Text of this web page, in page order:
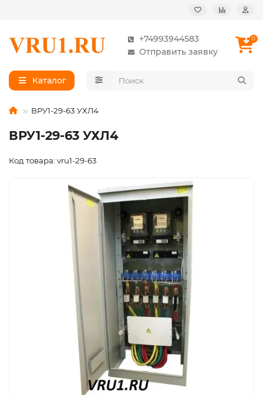
+74993944583
Отправить заявку
0
Каталог
ВРУ1-29-63 УХЛ4
ВРУ1-29-63 УХЛ4
Код товара: vru1-29-63